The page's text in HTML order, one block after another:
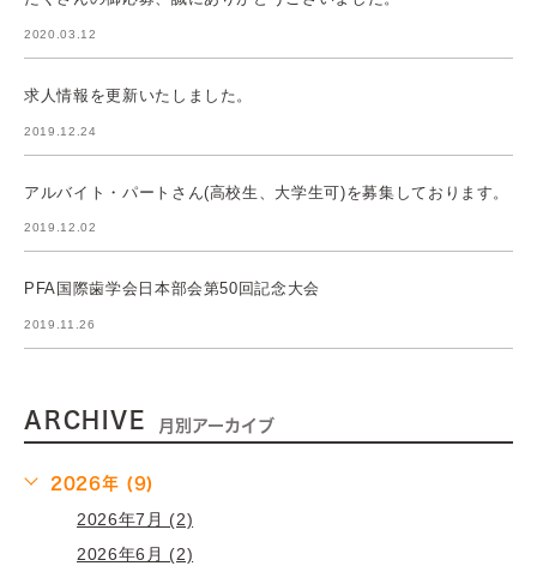
2020.03.12
求人情報を更新いたしました。
2019.12.24
アルバイト・パートさん(高校生、大学生可)を募集しております。
2019.12.02
PFA国際歯学会日本部会第50回記念大会
2019.11.26
ARCHIVE 月別アーカイブ
2026年 (9)
2026年7月 (2)
2026年6月 (2)